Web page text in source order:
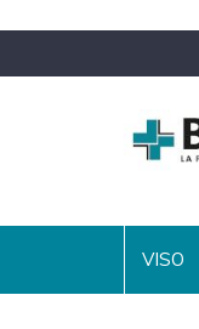
VISO